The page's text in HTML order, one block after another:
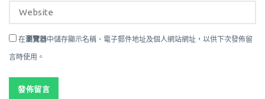
在瀏覽器中儲存顯示名稱、電子郵件地址及個人網站網址，以供下次發佈留
言時使用。